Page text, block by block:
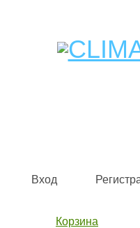
Кондиционеры и сплит-
Вход
Корзина